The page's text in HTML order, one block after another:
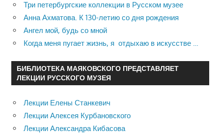
Три петербургские коллекции в Русском музее
Анна Ахматова. К 130-летию со дня рождения
Ангел мой, будь со мной
Когда меня пугает жизнь, я отдыхаю в искусстве …
БИБЛИОТЕКА МАЯКОВСКОГО ПРЕДСТАВЛЯЕТ
ЛЕКЦИИ РУССКОГО МУЗЕЯ
Лекции Елены Станкевич
Лекции Алексея Курбановского
Лекции Александра Кибасова